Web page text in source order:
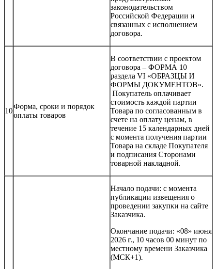
законодательством
Российской Федерации и
связанных с исполнением
договора.
10
Форма, сроки и порядок
оплаты товаров
В соответствии с проектом
договора – ФОРМА 10
раздела VI «ОБРАЗЦЫ И
ФОРМЫ ДОКУМЕНТОВ».
Покупатель оплачивает
стоимость каждой партии
Товара по согласованным в
счете на оплату ценам, в
течение 15 календарных дней
с момента получения партии
Товара на складе Покупателя
и подписания Сторонами
товарной накладной.
Начало подачи: с момента
публикации извещения о
проведении закупки на сайте
Заказчика.
Окончание подачи: «08» июня
2026 г., 10 часов 00 минут по
местному времени Заказчика
(МСК+1).